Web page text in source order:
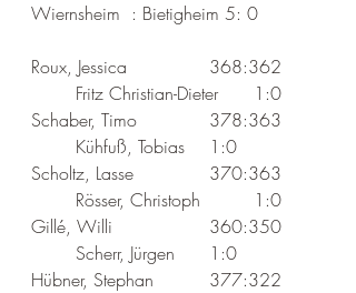
Wiernsheim  : Bietigheim 5: 0
Roux, Jessica		368:362
	Fritz Christian-Dieter	1:0
Schaber, Timo  		378:363
	Kühfuß, Tobias   	1:0
Scholtz, Lasse  		370:363
	Rösser, Christoph   	1:0
Gillé, Willi    		360:350
	Scherr, Jürgen   	1:0
Hübner, Stephan  	377:322